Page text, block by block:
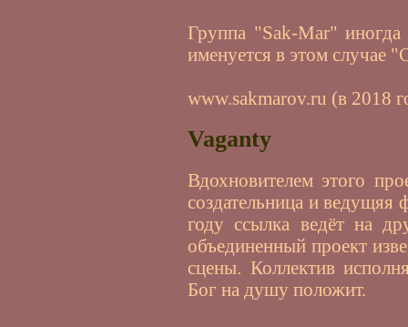
Группа "Sak-Mar"
именуется в этом случае
www.sakmarov.ru (в 2018
Vaganty
Вдохновителем этого
создательница и
году ссылка ведёт на
объединенный проект
сцены. Коллектив
Бог на душу положит.